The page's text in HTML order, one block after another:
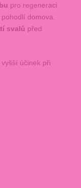
pro regeneraci
domova.
svalů před
účinek při